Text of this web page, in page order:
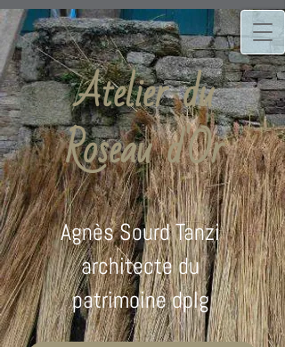
Atelier du
Roseau d'Or
Agnès Sourd Tanzi
architecte du
patrimoine dplg